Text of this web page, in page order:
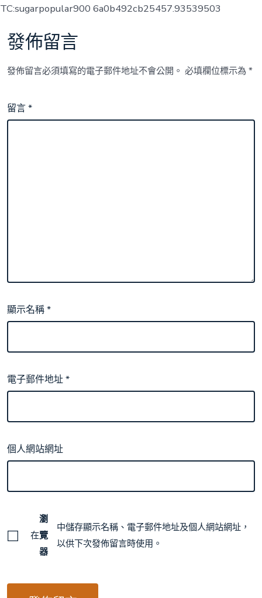
TC:sugarpopular900 6a0b492cb25457.93539503
發佈留言
發佈留言必須填寫的電子郵件地址不會公開。 必填欄位標示為*
留言*
顯示名稱*
電子郵件地址*
個人網站網址
在
瀏
覽
器
中儲存顯示名稱、電子郵件地址及個人網站網址，
以供下次發佈留言時使用。